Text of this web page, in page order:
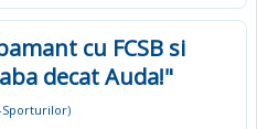
cu FCSB si
decat Auda!"
Sporturilor)